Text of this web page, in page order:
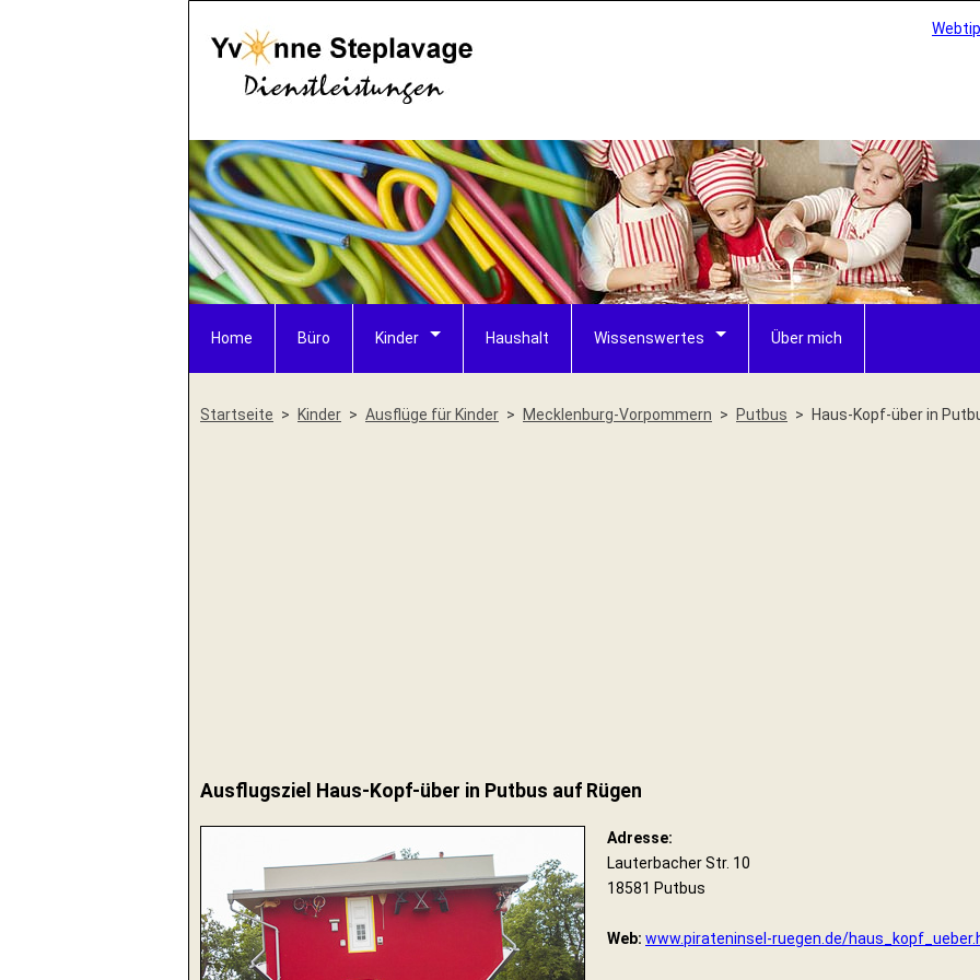
Home Büro Kinder Haushalt Wissenswertes Über mich
Startseite Kinder Ausflüge für Kinder Mecklenburg-Vorpommern Putbus Haus-Kopf-über in
Ausflugsziel Haus-Kopf-über in Putbus auf Rügen
Adresse:
Lauterbacher Str. 10
18581 Putbus
Web: www.pirateninsel-ruegen.de/